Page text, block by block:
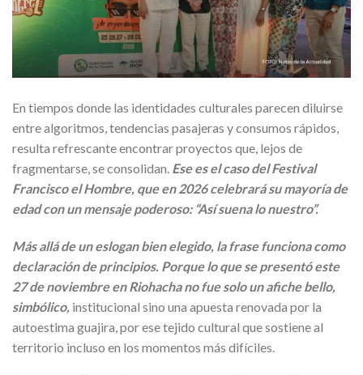
En tiempos donde las identidades culturales parecen diluirse
entre algoritmos, tendencias pasajeras y consumos rápidos,
resulta refrescante encontrar proyectos que, lejos de
fragmentarse, se consolidan. Ese es el caso del Festival
Francisco el Hombre, que en 2026 celebrará su mayoría de
edad con un mensaje poderoso: “Así suena lo nuestro”.
Más allá de un eslogan bien elegido, la frase funciona como
declaración de principios. Porque lo que se presentó este
27 de noviembre en Riohacha no fue solo un afiche bello,
simbólico, institucional sino una apuesta renovada por la
autoestima guajira, por ese tejido cultural que sostiene al
territorio incluso en los momentos más difíciles.